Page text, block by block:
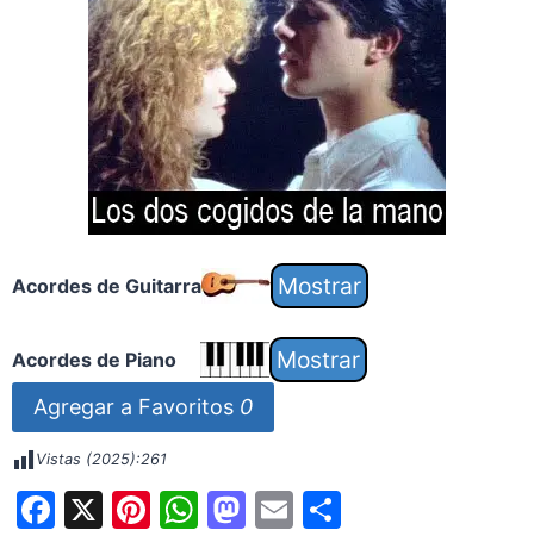
Acordes de Guitarra
Acordes de Piano
Agregar a Favoritos 0
Vistas (2025):261
F X Pi W M E S